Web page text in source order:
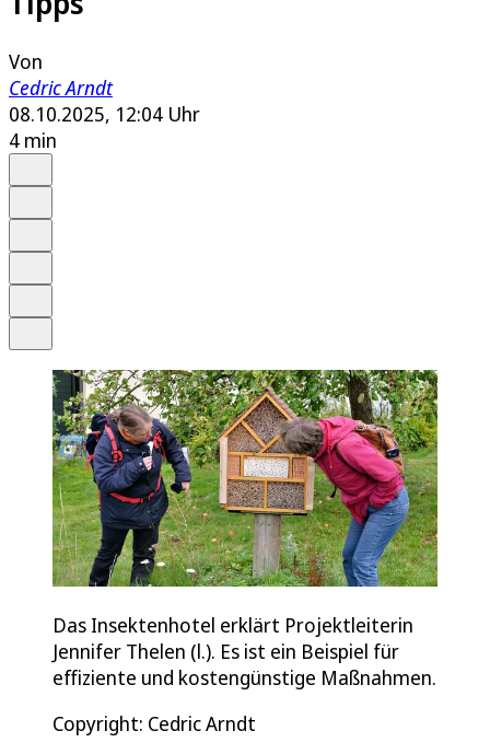
Von
Cedric Arndt
08.10.2025, 12:04 Uhr
4 min
Das Insektenhotel erklärt Projektleiterin
Jennifer Thelen (l.). Es ist ein Beispiel für
effiziente und kostengünstige Maßnahmen.
Copyright: Cedric Arndt